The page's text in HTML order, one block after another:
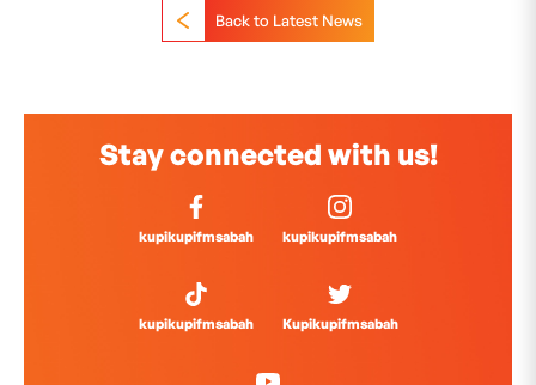
Back to Latest News
Stay connected with us!
kupikupifmsabah kupikupifmsabah
kupikupifmsabah Kupikupifmsabah